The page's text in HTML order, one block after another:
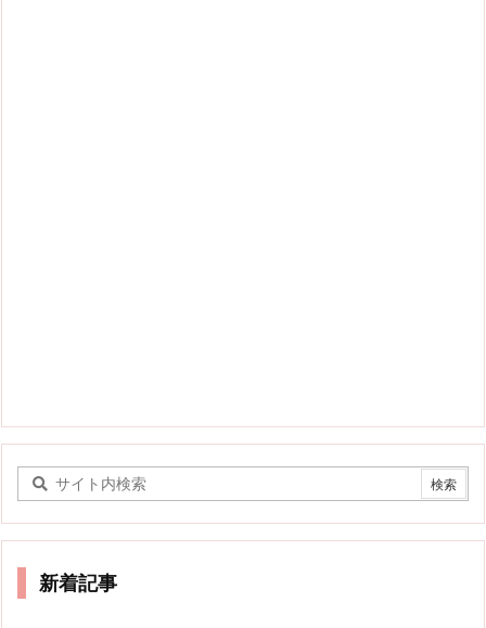
新着記事